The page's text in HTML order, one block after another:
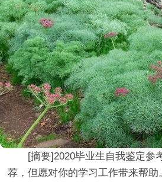
[摘要]2020毕业生自我鉴定参
荐，但愿对你的学习工作带来帮助